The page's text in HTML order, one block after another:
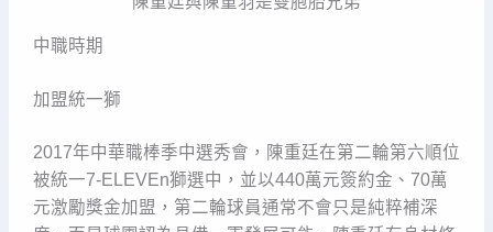
中職時期
加盟統一獅
2017年中華職棒季中選秀會，陳重廷在第二輪第六順位
被統一7-ELEVEn獅選中，並以440萬元簽約金、70萬
元激勵獎金加盟，第二輪球員通常不會只是純粹補深